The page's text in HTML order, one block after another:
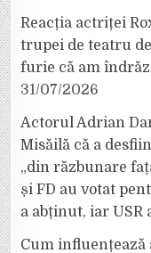
Reacția actriței
trupei de teatru
furie că am
31/07/2026
Actorul Adrian
Misăilă că a
„din răzbunare
și FD au votat
a abținut, iar USR
Cum influențează